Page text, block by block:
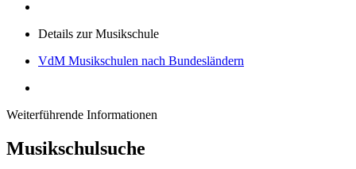
Details zur Musikschule
VdM Musikschulen nach Bundesländern
Weiterführende Informationen
Musikschulsuche